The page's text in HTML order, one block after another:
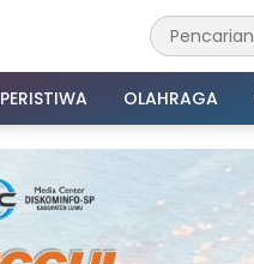
PERISTIWA OLAHRAGA